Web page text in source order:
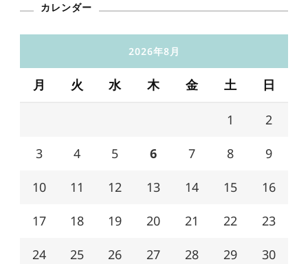
カレンダー
2026年8月
月 火 水 木 金 土 日
1 2
3 4 5 6 7 8 9
10 11 12 13 14 15 16
17 18 19 20 21 22 23
24 25 26 27 28 29 30